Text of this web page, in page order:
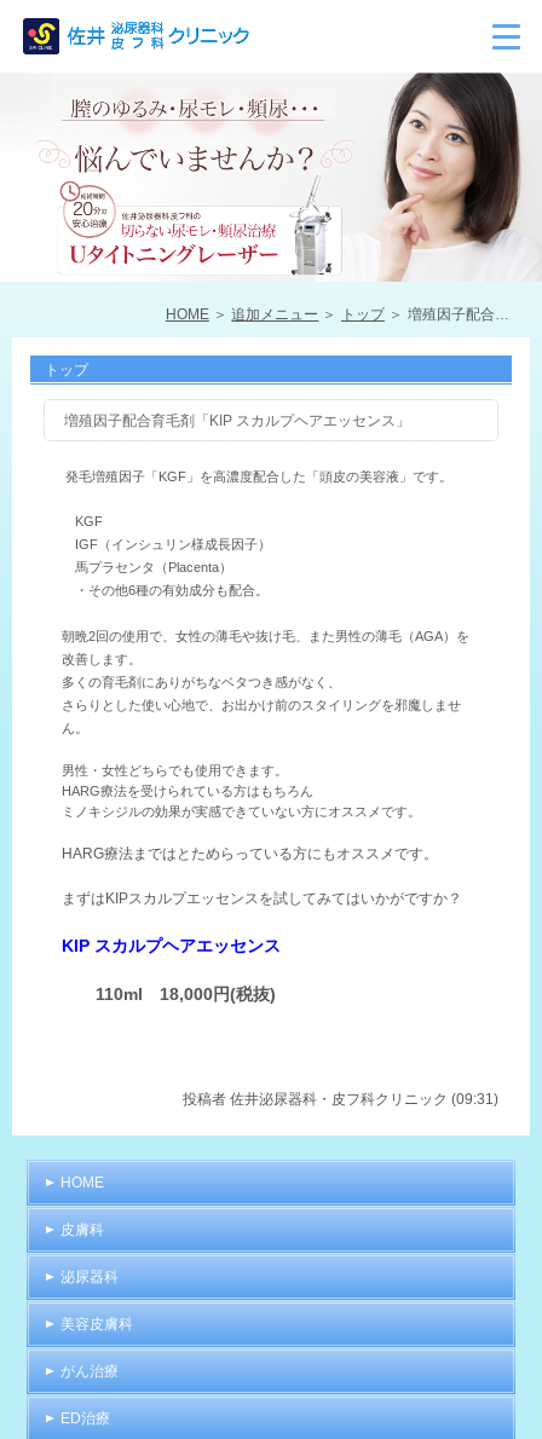
HOME 追加メニュー トップ 増殖因子配合育毛剤「KIP スカルプヘアエッセンス」
トップ
増殖因子配合育毛剤「KIP スカルプヘアエッセンス」
発毛増殖因子「KGF」を高濃度配合した「頭皮の美容液」です。
KGF
IGF（インシュリン様成長因子）
馬プラセンタ（Placenta）
・その他6種の有効成分も配合。
朝晩2回の使用で、女性の薄毛や抜け毛、また男性の薄毛（AGA）を
改善します。
多くの育毛剤にありがちなベタつき感がなく、
さらりとした使い心地で、お出かけ前のスタイリングを邪魔しませ
ん。
男性・女性どちらでも使用できます。
HARG療法を受けられている方はもちろん
ミノキシジルの効果が実感できていない方にオススメです。
HARG療法まではとためらっている方にもオススメです。
まずはKIPスカルプエッセンスを試してみてはいかがですか？
KIP スカルプヘアエッセンス
110ml 18,000円(税抜)
投稿者 佐井泌尿器科・皮フ科クリニック (09:31)
HOME
皮膚科
泌尿器科
美容皮膚科
がん治療
ED治療